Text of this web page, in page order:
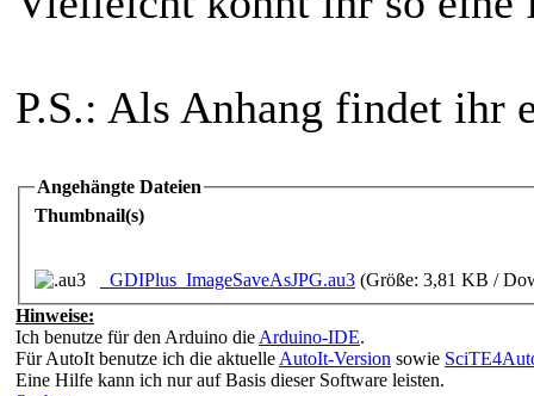
P.S.: Als Anhang findet ihr
Angehängte Dateien
Thumbnail(s)
_GDIPlus_ImageSaveAsJPG.au3 (Größe: 3,81 KB /
Hinweise:
Ich benutze für den Arduino die Arduino-IDE.
Für AutoIt benutze ich die aktuelle AutoIt-Version sowie
Eine Hilfe kann ich nur auf Basis dieser Software leisten.